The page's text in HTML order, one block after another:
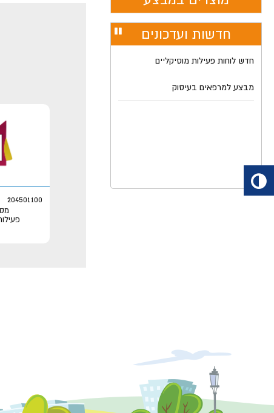
עצור
חדשות ועדכונים
חדש לוחות פעילות מוסיקליים
מבצע למרפאים בעיסוק
204501100